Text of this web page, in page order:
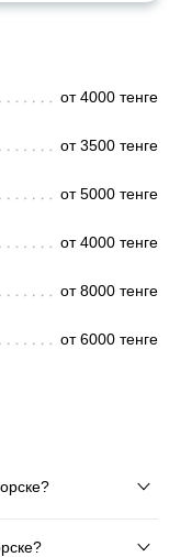
от 4000 тенге
от 3500 тенге
от 5000 тенге
от 4000 тенге
от 8000 тенге
от 6000 тенге